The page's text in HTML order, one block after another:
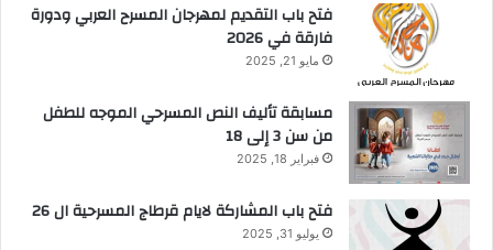
فتح باب التقديم لمهرجان المسرح العربي ودورة
فارقة في 2026
مايو 21, 2025
مسابقة تأليف النص المسرحي الموجه للطفل
من سن 3 إلى 18
فبراير 18, 2025
فتح باب المشاركة لايام قرطاج المسرحية ال 26
يوليو 31, 2025